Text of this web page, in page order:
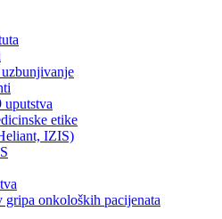
etike
IZIS)
onkoloških pacijenata